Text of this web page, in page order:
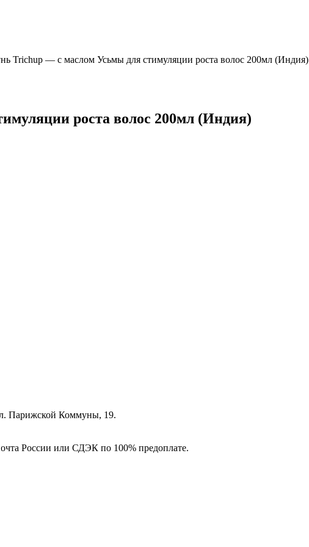
Trichup — с маслом Усьмы для стимуляции роста волос 200мл (Индия)
роста волос 200мл (Индия)
Парижской Коммуны, 19.
России или СДЭК по 100% предоплате.